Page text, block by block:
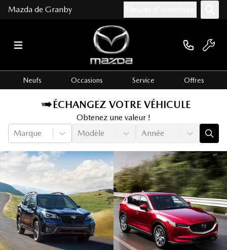
Mazda de Granby
Neufs Occasions Service Offres
ÉCHANGEZ VOTRE VÉHICULE
Obtenez une valeur !
Marque
Modèle Année